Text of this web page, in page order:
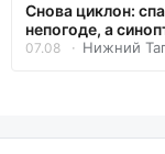
Снова циклон:
непогоде, а
07.08 Нижний